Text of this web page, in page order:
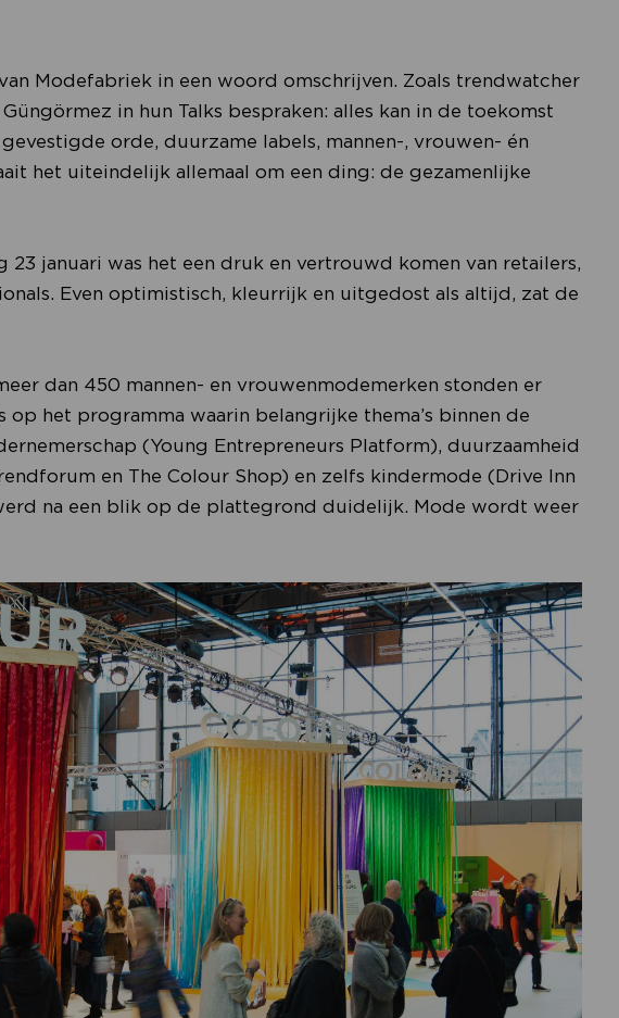
Modefabriek in een woord omschrijven. Zoals trendwatcher
in hun Talks bespraken: alles kan in de toekomst
orde, duurzame labels, mannen-, vrouwen- én
het uiteindelijk allemaal om een ding: de gezamenlijke
23 januari was het een druk en vertrouwd komen van retailers,
Even optimistisch, kleurrijk en uitgedost als altijd, zat de
dan 450 mannen- en vrouwenmodemerken stonden er
het programma waarin belangrijke thema’s binnen de
(Young Entrepreneurs Platform), duurzaamheid
en The Colour Shop) en zelfs kindermode (Drive Inn
na een blik op de plattegrond duidelijk. Mode wordt weer